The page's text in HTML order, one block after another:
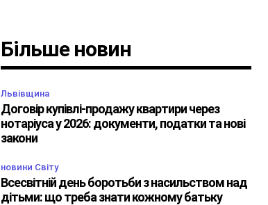
Більше новин
Львівщина
Договір купівлі-продажу квартири через
нотаріуса у 2026: документи, податки та нові
закони
новини Світу
Всесвітній день боротьби з насильством над
дітьми: що треба знати кожному батьку